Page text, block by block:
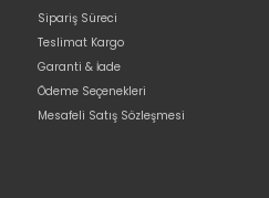
Sipariş Süreci
Teslimat Kargo
Garanti & İade
Ödeme Seçenekleri
Mesafeli Satış Sözleşmesi